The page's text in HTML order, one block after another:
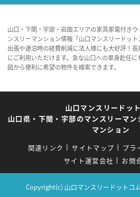
山口・下関・宇部・岩国エリアの家具家電付き
ンスリーマンション情報「山口マンスリードッ
出張や連泊時の経費削減に法人様にも大好評！
にご利用いただけます。急な山口への単身赴任
図から便利に希望の物件を検索できます。
山口マンスリードッ
山口県・下関・宇部のマンスリーマ
マンション
関連リンク サイトマップ
プラ
サイト運営会社
お問
Copyright(c) 山口マンスリードットコ